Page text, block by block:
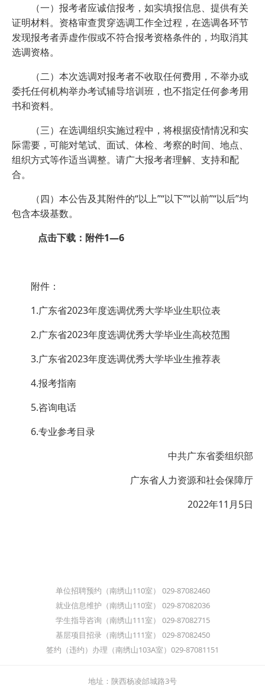
（一）报考者应诚信报考，如实填报信息、提供有关
证明材料。资格审查贯穿选调工作全过程，在选调各环节
发现报考者弄虚作假或不符合报考资格条件的，均取消其
选调资格。
（二）本次选调对报考者不收取任何费用，不举办或
委托任何机构举办考试辅导培训班，也不指定任何参考用
书和资料。
（三）在选调组织实施过程中，将根据疫情情况和实
际需要，可能对笔试、面试、体检、考察的时间、地点、
组织方式等作适当调整。请广大报考者理解、支持和配
合。
（四）本公告及其附件的“以上”“以下”“以前”“以后”均
包含本级基数。
点击下载：附件1—6
附件：
1.广东省2023年度选调优秀大学毕业生职位表
2.广东省2023年度选调优秀大学毕业生高校范围
3.广东省2023年度选调优秀大学毕业生推荐表
4.报考指南
5.咨询电话
6.专业参考目录
中共广东省委组织部
广东省人力资源和社会保障厅
2022年11月5日
单位招聘预约（南绣山110室） 029-87082460
就业信息维护（南绣山110室） 029-87082036
学生指导咨询（南绣山111室） 029-87082715
基层项目招录（南绣山111室） 029-87082450
签约（违约）办理（南绣山103A室）029-87081151
地址：陕西杨凌邰城路3号